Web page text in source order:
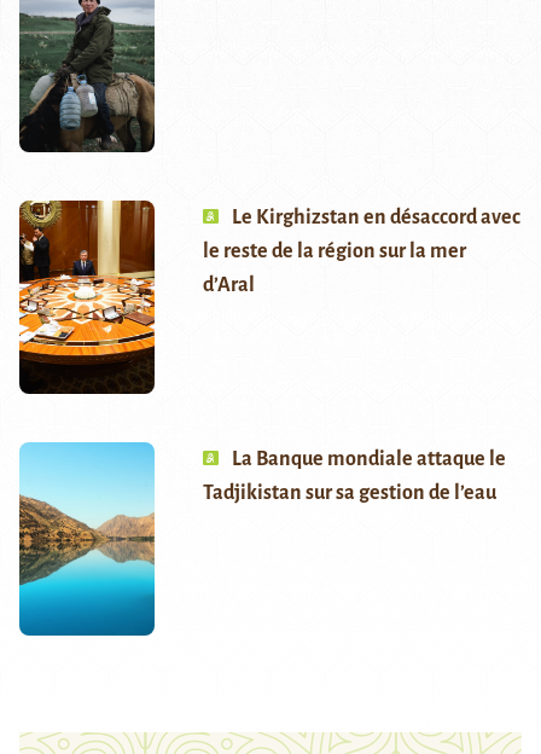
Le Kirghizstan en désaccord avec
le reste de la région sur la mer
d’Aral
La Banque mondiale attaque le
Tadjikistan sur sa gestion de l’eau